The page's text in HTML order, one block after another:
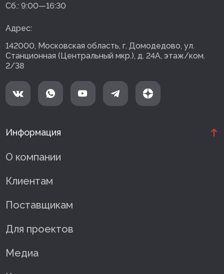
Сб.: 9:00—16:30
Адрес:
142000, Московская область, г. Домодедово, ул.
Станционная (Центральный мкр.), д. 24А, этаж/ком.
2/38
Информация
О компании
Клиентам
Поставщикам
Для проектов
Медиа